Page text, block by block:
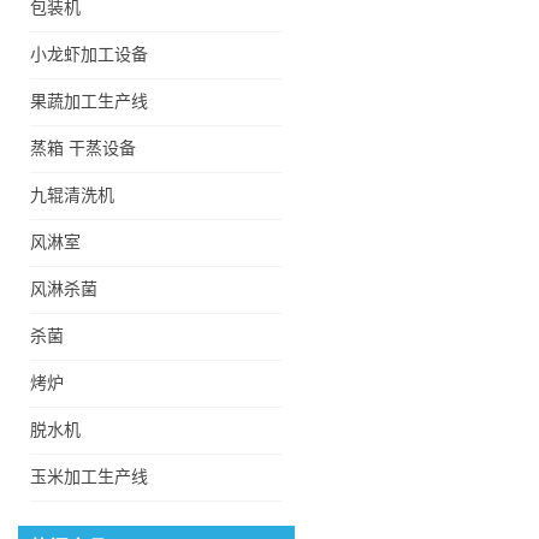
包装机
小龙虾加工设备
果蔬加工生产线
蒸箱 干蒸设备
九辊清洗机
风淋室
风淋杀菌
杀菌
烤炉
脱水机
玉米加工生产线
全自动杂质滤浮清洗机
滑子菇蒸煮机